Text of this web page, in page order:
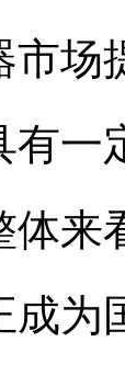
市场
有一
体来
成为